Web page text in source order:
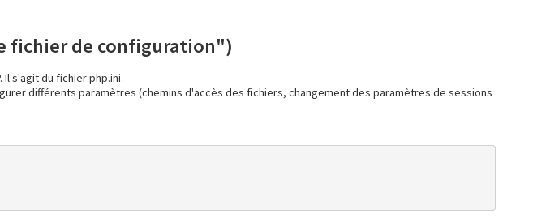
fichier de configuration")
s'agit du fichier php.ini.
différents paramètres (chemins d'accès des fichiers, changement des paramètres de sessions